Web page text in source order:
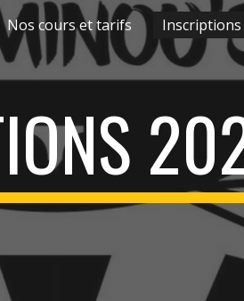
Skip to
Nos cours et tarifs Inscriptions